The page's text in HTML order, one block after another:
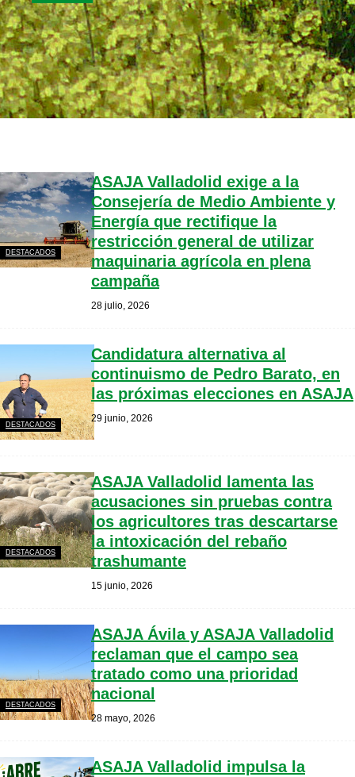
DESTACADOS
ASAJA Valladolid exige a la
Consejería de Medio Ambiente y
Energía que rectifique la
restricción general de utilizar
maquinaria agrícola en plena
campaña
28 julio, 2026
DESTACADOS
Candidatura alternativa al
continuismo de Pedro Barato, en
las próximas elecciones en ASAJA
29 junio, 2026
DESTACADOS
ASAJA Valladolid lamenta las
acusaciones sin pruebas contra
los agricultores tras descartarse
la intoxicación del rebaño
trashumante
15 junio, 2026
DESTACADOS
ASAJA Ávila y ASAJA Valladolid
reclaman que el campo sea
tratado como una prioridad
nacional
28 mayo, 2026
ASAJA Valladolid impulsa la